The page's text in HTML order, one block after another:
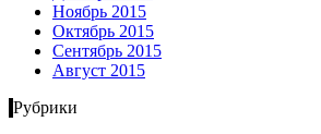
Ноябрь 2015
Октябрь 2015
Сентябрь 2015
Август 2015
Рубрики